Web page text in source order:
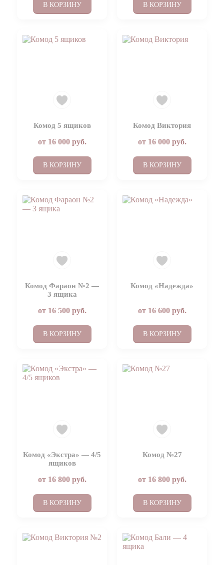
В КОРЗИНУ В КОРЗИНУ
Комод 5 ящиков
от 16 000руб.
В КОРЗИНУ
Комод Виктория
от 16 000руб.
В КОРЗИНУ
Комод Фараон №2 —
3 ящика
от 16 500руб.
В КОРЗИНУ
Комод «Надежда»
от 16 600руб.
В КОРЗИНУ
Комод «Экстра» — 4/5
ящиков
от 16 800руб.
В КОРЗИНУ
Комод №27
от 16 800руб.
В КОРЗИНУ